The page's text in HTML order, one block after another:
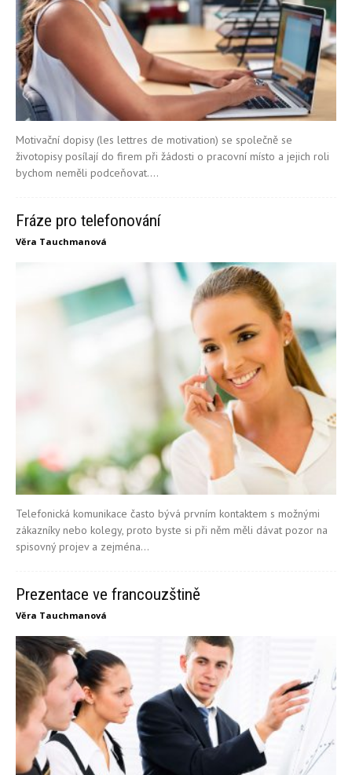
Motivační dopisy (les lettres de motivation) se společně se
životopisy posílají do firem při žádosti o pracovní místo a jejich roli
bychom neměli podceňovat....
Fráze pro telefonování
Věra Tauchmanová
Telefonická komunikace často bývá prvním kontaktem s možnými
zákazníky nebo kolegy, proto byste si při něm měli dávat pozor na
spisovný projev a zejména...
Prezentace ve francouzštině
Věra Tauchmanová